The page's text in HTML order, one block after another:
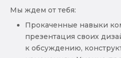
Мы ждем от тебя:
Прокаченные навыки
презентация своих
к обсуждению,